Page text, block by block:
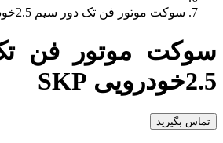
سوکت موتور فن تک دور سیم 2.5خودرویی SKP
سوکت موتور فن
2.5خودرویی SKP
تماس بگیرید